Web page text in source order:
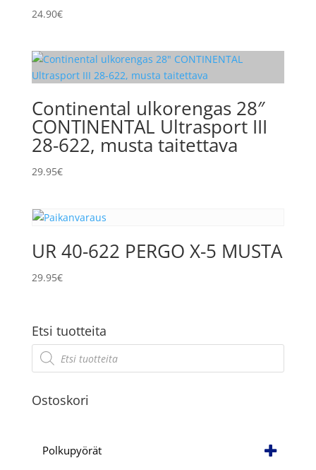
24.90€
Continental ulkorengas 28″
CONTINENTAL Ultrasport III
28-622, musta taitettava
29.95€
UR 40-622 PERGO X-5 MUSTA
29.95€
Etsi tuotteita
Products
search
Ostoskori
Polkupyörät